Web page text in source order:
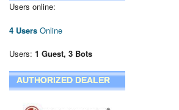
Users online:
4 Users Online
Users: 1 Guest, 3 Bots
AUTHORIZED DEALER